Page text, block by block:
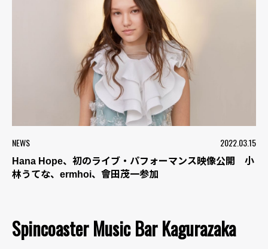
NEWS 2022.03.15
Hana Hope、初のライブ・パフォーマンス映像公開 小
林うてな、ermhoi、會田茂一参加
Spincoaster Music Bar Kagurazaka